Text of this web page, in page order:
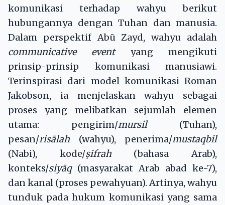
komunikasi terhadap wahyu berikut
hubungannya dengan Tuhan dan manusia.
Dalam perspektif Abū Zayd, wahyu adalah
communicative eventyang mengikuti
prinsip-prinsip komunikasi manusiawi.
Terinspirasi dari model komunikasi Roman
Jakobson, ia menjelaskan wahyu sebagai
proses yang melibatkan sejumlah elemen
utama: pengirim/mursil(Tuhan),
pesan/risālah (wahyu), penerima/mustaqbil
(Nabi), kode/ṣifrah(bahasa Arab),
konteks/siyāq(masyarakat Arab abad ke-7),
dan kanal (proses pewahyuan). Artinya, wahyu
tunduk pada hukum komunikasi yang sama